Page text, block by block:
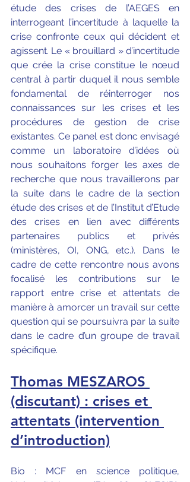
étude des crises de l’AEGES en
interrogeant l’incertitude à laquelle la
crise confronte ceux qui décident et
agissent. Le « brouillard » d’incertitude
que crée la crise constitue le nœud
central à partir duquel il nous semble
fondamental de réinterroger nos
connaissances sur les crises et les
procédures de gestion de crise
existantes. Ce panel est donc envisagé
comme un laboratoire d’idées où
nous souhaitons forger les axes de
recherche que nous travaillerons par
la suite dans le cadre de la section
étude des crises et de l’Institut d’Etude
des crises en lien avec différents
partenaires publics et privés
(ministères, OI, ONG, etc.). Dans le
cadre de cette rencontre nous avons
focalisé les contributions sur le
rapport entre crise et attentats de
manière à amorcer un travail sur cette
question qui se poursuivra par la suite
dans le cadre d’un groupe de travail
spécifique.
Thomas MESZAROS
(discutant) : crises et
attentats (intervention
d’introduction)
Bio : MCF en science politique,